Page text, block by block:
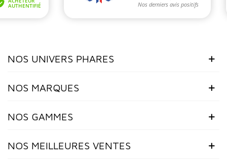
NOS UNIVERS PHARES
NOS MARQUES
NOS GAMMES
NOS MEILLEURES VENTES